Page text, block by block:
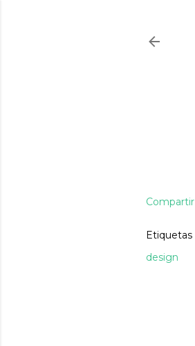
Compartir
Etiquetas
design